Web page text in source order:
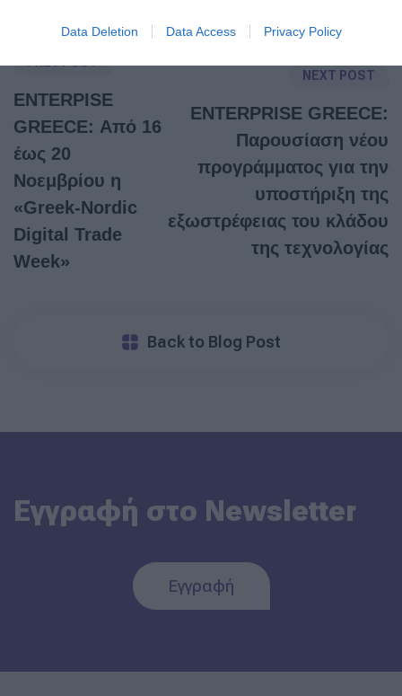
Data Deletion Data Access Privacy Policy
ENTERPISE
GREECE: Από 16
έως 20
Νοεμβρίου η
«Greek-Nordic
Digital Trade
Week»
NEXT POST
ENTERPRISE GREECE:
Παρουσίαση νέου
προγράμματος για την
υποστήριξη της
εξωστρέφειας του κλάδου
της τεχνολογίας
Back to Blog Post
Εγγραφή στο Newsletter
Εγγραφή